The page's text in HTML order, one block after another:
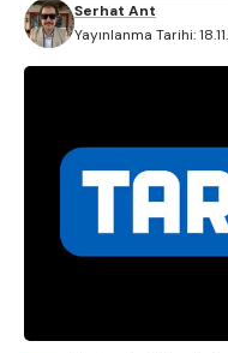
Yayınlanma Tarihi:
Serhat Ant